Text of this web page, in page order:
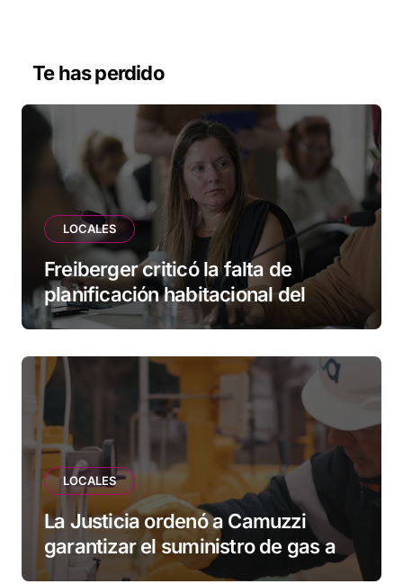
Te has perdido
LOCALES
Freiberger criticó la falta de
planificación habitacional del
Municipio: “Vuoto deja afuera a
esperando”
LOCALES
La Justicia ordenó a Camuzzi
garantizar el suministro de gas a
una familia de Tolhuin